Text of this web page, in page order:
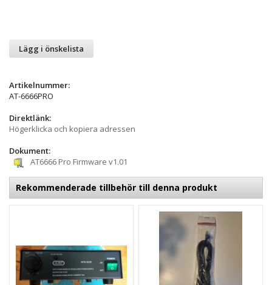
Lägg i önskelista
Artikelnummer:
AT-6666PRO
Direktlänk:
Högerklicka och kopiera adressen
Dokument:
AT6666 Pro Firmware v1.01
Rekommenderade tillbehör till denna produkt